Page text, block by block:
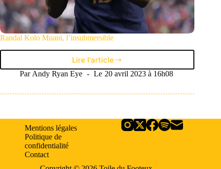
Randal Kolo Muani, l’insubmersible
Lire l'article
Randal
Kolo
l’insubmersible
Par Andy Ryan Eye Le 20 avril 2023 à 16h08
Mentions légales
Politique de
confidentialité
Contact